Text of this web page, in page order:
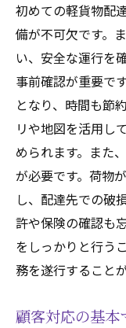
初めての軽貨物配
備が不可欠です。
い、安全な運行を
事前確認が重要で
となり、時間も節
リや地図を活用し
められます。また
が必要です。荷物
し、配達先での破
許や保険の確認も
をしっかりと行う
務を遂行すること
顧客対応の基本